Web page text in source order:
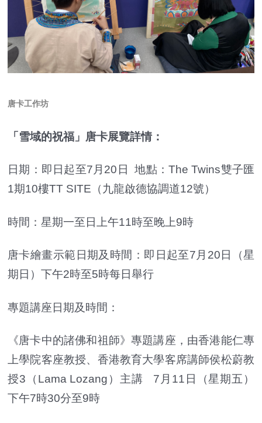
唐卡工作坊
「雪域的祝福」唐卡展覽詳情：
日期：即日起至7月20日 地點：The Twins雙子匯
1期10樓TT SITE（九龍啟德協調道12號）
時間：星期一至日上午11時至晚上9時
唐卡繪畫示範日期及時間：即日起至7月20日（星
期日）下午2時至5時每日舉行
專題講座日期及時間：
《唐卡中的諸佛和祖師》專題講座，由香港能仁專
上學院客座教授、香港教育大學客席講師侯松蔚教
授3（Lama Lozang）主講 7月11日（星期五）
下午7時30分至9時